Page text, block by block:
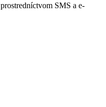
prostredníctvom SMS a e-